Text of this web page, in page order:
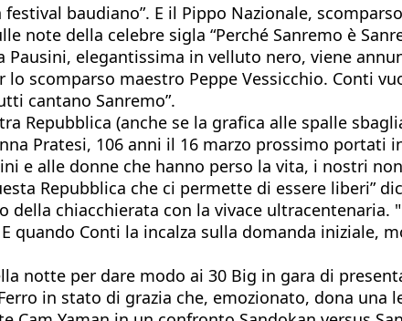
baudiano”. E il Pippo Nazionale,
note della celebre sigla “Perché Sanremo è
Pausini, elegantissima in velluto nero, viene
scomparso maestro Peppe Vessicchio. Conti
cantano Sanremo”.
Repubblica (anche se la grafica alle spalle
Pratesi, 106 anni il 16 marzo prossimo
e alle donne che hanno perso la vita, i nostri
Repubblica che ci permette di essere liberi”
della chiacchierata con la vivace
quando Conti la incalza sulla domanda iniziale,
notte per dare modo ai 30 Big in gara di
in stato di grazia che, emozionato, dona